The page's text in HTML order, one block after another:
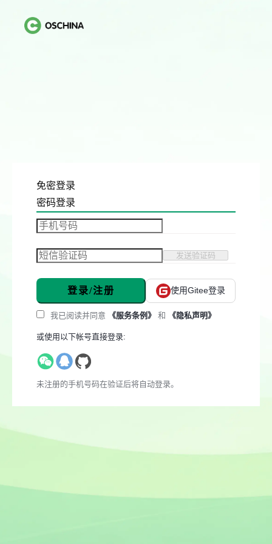
免密登录
密码登录
发送验证码
登录/注册 使用Gitee登录
我已阅读并同意 《服务条例》 和 《隐私声明》
或使用以下帐号直接登录:
未注册的手机号码在验证后将自动登录。